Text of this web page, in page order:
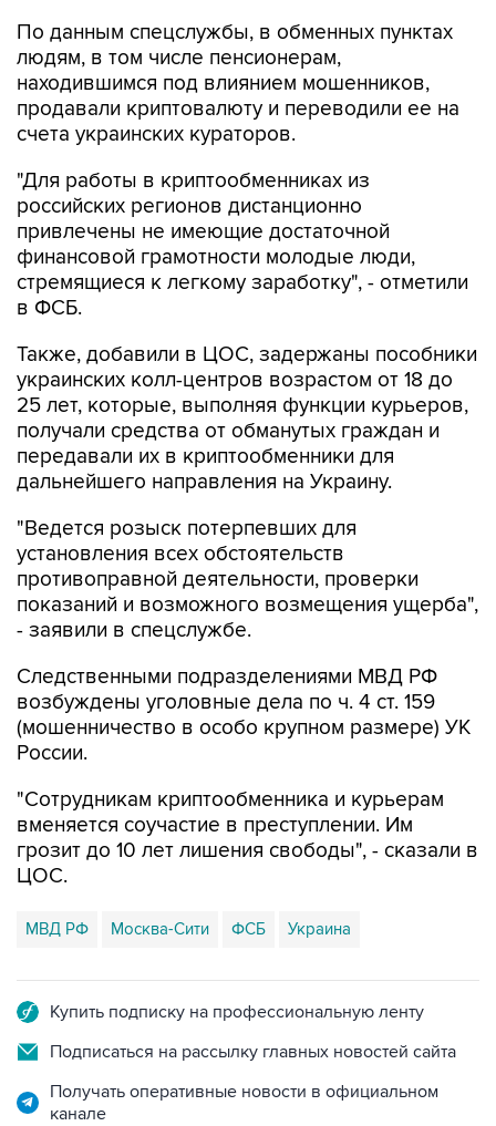
По данным спецслужбы, в обменных пунктах
людям, в том числе пенсионерам,
находившимся под влиянием мошенников,
продавали криптовалюту и переводили ее на
счета украинских кураторов.
"Для работы в криптообменниках из
российских регионов дистанционно
привлечены не имеющие достаточной
финансовой грамотности молодые люди,
стремящиеся к легкому заработку", - отметили
в ФСБ.
Также, добавили в ЦОС, задержаны пособники
украинских колл-центров возрастом от 18 до
25 лет, которые, выполняя функции курьеров,
получали средства от обманутых граждан и
передавали их в криптообменники для
дальнейшего направления на Украину.
"Ведется розыск потерпевших для
установления всех обстоятельств
противоправной деятельности, проверки
показаний и возможного возмещения ущерба",
- заявили в спецслужбе.
Следственными подразделениями МВД РФ
возбуждены уголовные дела по ч. 4 ст. 159
(мошенничество в особо крупном размере) УК
России.
"Сотрудникам криптообменника и курьерам
вменяется соучастие в преступлении. Им
грозит до 10 лет лишения свободы", - сказали в
ЦОС.
МВД РФ Москва-Сити ФСБ Украина
Купить подписку на профессиональную ленту
Подписаться на рассылку главных новостей сайта
Получать оперативные новости в официальном
канале